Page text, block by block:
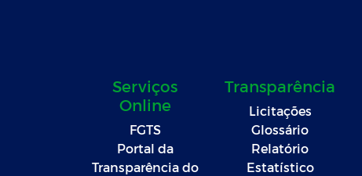
Serviços
Online
FGTS
Portal da
Transparência do
Transparência
Licitações
Glossário
Relatório
Estatístico